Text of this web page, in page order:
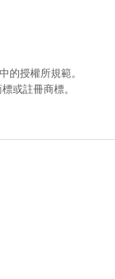
的授權所規範。
或註冊商標。